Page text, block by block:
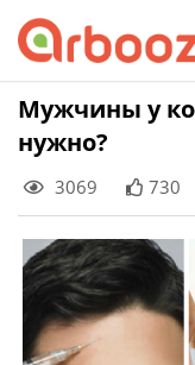
Skip
content
Мужчины у
нужно?
3069 730
Найти: